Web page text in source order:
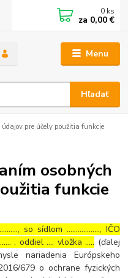
Menu
Hľadať
0 ks
za 0,00 €
pre účely použitia funkcie
osobných
funkcie
so sídlom ………………, IČO
, oddiel …, vložka ….. (ďalej
nariadenia Európskeho
679 o ochrane fyzických